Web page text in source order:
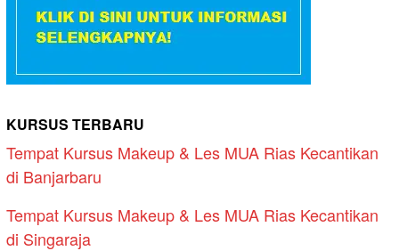
KURSUS TERBARU
Tempat Kursus Makeup & Les MUA Rias Kecantikan
di Banjarbaru
Tempat Kursus Makeup & Les MUA Rias Kecantikan
di Singaraja